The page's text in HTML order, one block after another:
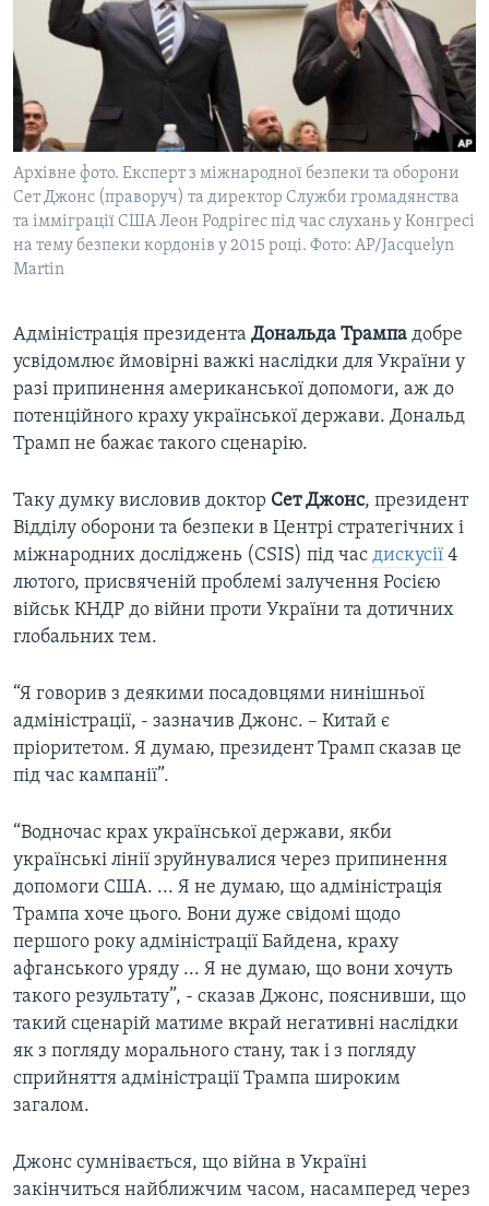
СУСПІЛЬСТВО
ЕКОНОМІКА
ІСТОРІЇ УСПІХУ УКРАЇНЦІВ
ТЕЛЕПРОГРАМИ
ЧАС-TIME
БРИФІНГ ГОЛОСУ АМЕРИКИ
СТУДІЯ ВАШИНГТОН
ВІКНО В АМЕРИКУ
ПРАЙМ-ТАЙМ
ПОГЛЯД З ВАШИНГТОНА
ENGLISH
Learning English
МИ В СОЦМЕРЕЖАХ
Архівне фото. Експерт з міжнародної безпеки та оборони
Сет Джонс (праворуч) та директор Служби громадянства
та імміграції США Леон Родрігес під час слухань у Конгресі
на тему безпеки кордонів у 2015 році. Фото: AP/Jacquelyn
Martin
Адміністрація президента Дональда Трампа добре
усвідомлює ймовірні важкі наслідки для України у
разі припинення американської допомоги, аж до
потенційного краху української держави. Дональд
Трамп не бажає такого сценарію.
Таку думку висловив доктор Сет Джонс, президент
Відділу оборони та безпеки в Центрі стратегічних і
міжнародних досліджень (CSIS) під час дискусії 4
лютого, присвяченій проблемі залучення Росією
військ КНДР до війни проти України та дотичних
глобальних тем.
“Я говорив з деякими посадовцями нинішньої
адміністрації, - зазначив Джонс. – Китай є
пріоритетом. Я думаю, президент Трамп сказав це
під час кампанії”.
“Водночас крах української держави, якби
українські лінії зруйнувалися через припинення
допомоги США. ... Я не думаю, що адміністрація
Трампа хоче цього. Вони дуже свідомі щодо
першого року адміністрації Байдена, краху
афганського уряду ... Я не думаю, що вони хочуть
такого результату”, - сказав Джонс, пояснивши, що
такий сценарій матиме вкрай негативні наслідки
як з погляду морального стану, так і з погляду
сприйняття адміністрації Трампа широким
загалом.
Джонс сумнівається, що війна в Україні
закінчиться найближчим часом, насамперед через